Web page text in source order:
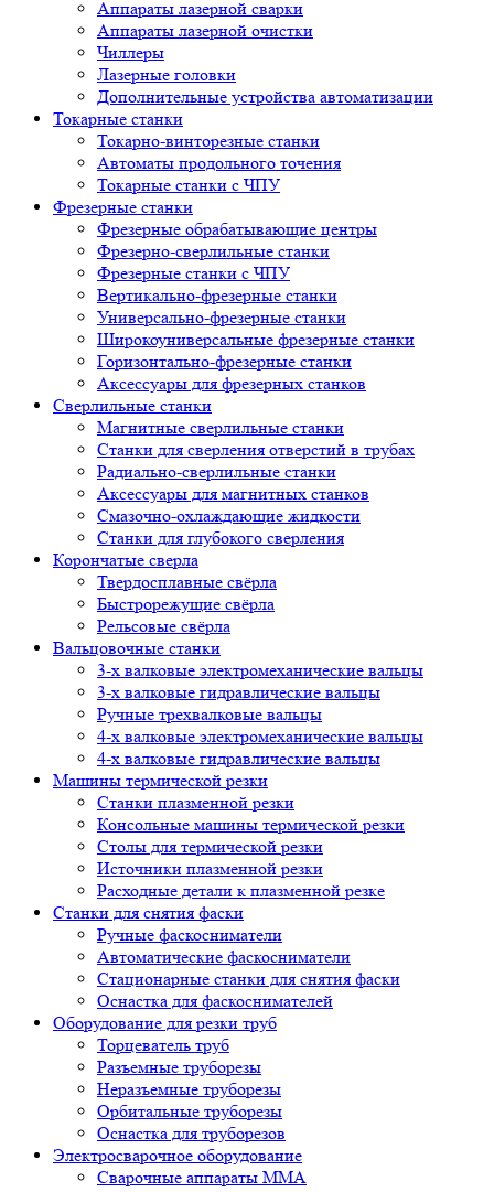
Аппараты лазерной сварки
Аппараты лазерной очистки
Чиллеры
Лазерные головки
Дополнительные устройства автоматизации
Токарные станки
Токарно-винторезные станки
Автоматы продольного точения
Токарные станки с ЧПУ
Фрезерные станки
Фрезерные обрабатывающие центры
Фрезерно-сверлильные станки
Фрезерные станки с ЧПУ
Вертикально-фрезерные станки
Универсально-фрезерные станки
Широкоуниверсальные фрезерные станки
Горизонтально-фрезерные станки
Аксессуары для фрезерных станков
Сверлильные станки
Магнитные сверлильные станки
Станки для сверления отверстий в трубах
Радиально-сверлильные станки
Аксессуары для магнитных станков
Смазочно-охлаждающие жидкости
Станки для глубокого сверления
Корончатые сверла
Твердосплавные свёрла
Быстрорежущие свёрла
Рельсовые свёрла
Вальцовочные станки
3-х валковые электромеханические вальцы
3-х валковые гидравлические вальцы
Ручные трехвалковые вальцы
4-х валковые электромеханические вальцы
4-х валковые гидравлические вальцы
Машины термической резки
Станки плазменной резки
Консольные машины термической резки
Столы для термической резки
Источники плазменной резки
Расходные детали к плазменной резке
Станки для снятия фаски
Ручные фаскосниматели
Автоматические фаскосниматели
Стационарные станки для снятия фаски
Оснастка для фаскоснимателей
Оборудование для резки труб
Торцеватель труб
Разъемные труборезы
Неразъемные труборезы
Орбитальные труборезы
Оснастка для труборезов
Электросварочное оборудование
Сварочные аппараты MMA